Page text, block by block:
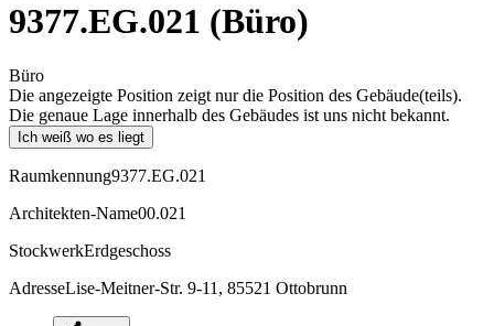
9377.EG.021 (Büro)
Büro
Die angezeigte Position zeigt nur die Position des Gebäude(teils).
Die genaue Lage innerhalb des Gebäudes ist uns nicht bekannt.
Ich weiß wo es liegt
Raumkennung9377.EG.021
Architekten-Name00.021
StockwerkErdgeschoss
AdresseLise-Meitner-Str. 9-11, 85521 Ottobrunn